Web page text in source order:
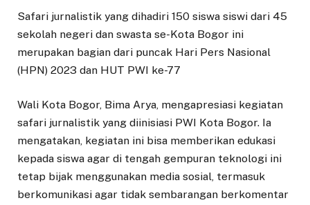
Safari jurnalistik yang dihadiri 150 siswa siswi dari 45
sekolah negeri dan swasta se-Kota Bogor ini
merupakan bagian dari puncak Hari Pers Nasional
(HPN) 2023 dan HUT PWI ke-77
Wali Kota Bogor, Bima Arya, mengapresiasi kegiatan
safari jurnalistik yang diinisiasi PWI Kota Bogor. Ia
mengatakan, kegiatan ini bisa memberikan edukasi
kepada siswa agar di tengah gempuran teknologi ini
tetap bijak menggunakan media sosial, termasuk
berkomunikasi agar tidak sembarangan berkomentar